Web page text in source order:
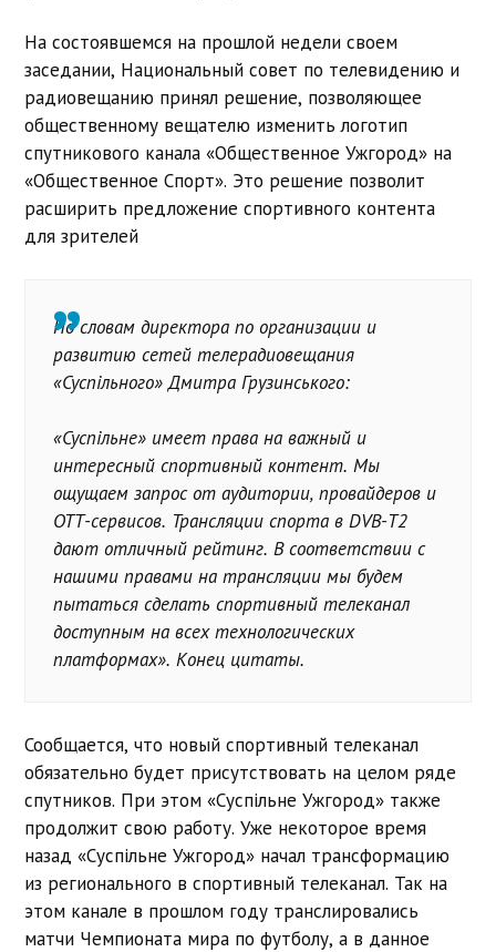
На состоявшемся на прошлой недели своем
заседании, Национальный совет по телевидению и
радиовещанию принял решение, позволяющее
общественному вещателю изменить логотип
спутникового канала «Общественное Ужгород» на
«Общественное Спорт». Это решение позволит
расширить предложение спортивного контента
для зрителей
По словам директора по организации и
развитию сетей телерадиовещания
«Суспільного» Дмитра Грузинського:
«Суспільне» имеет права на важный и
интересный спортивный контент. Мы
ощущаем запрос от аудитории, провайдеров и
ОТТ-сервисов. Трансляции спорта в DVB-T2
дают отличный рейтинг. В соответствии с
нашими правами на трансляции мы будем
пытаться сделать спортивный телеканал
доступным на всех технологических
платформах». Конец цитаты.
Сообщается, что новый спортивный телеканал
обязательно будет присутствовать на целом ряде
спутников. При этом «Суспільне Ужгород» также
продолжит свою работу. Уже некоторое время
назад «Суспільне Ужгород» начал трансформацию
из регионального в спортивный телеканал. Так на
этом канале в прошлом году транслировались
матчи Чемпионата мира по футболу, а в данное